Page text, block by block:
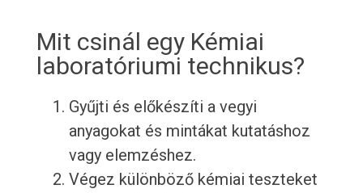
Mit csinál egy Kémiai
laboratóriumi technikus?
Gyűjti és előkészíti a vegyi
anyagokat és mintákat kutatáshoz
vagy elemzéshez.
Végez különböző kémiai teszteket